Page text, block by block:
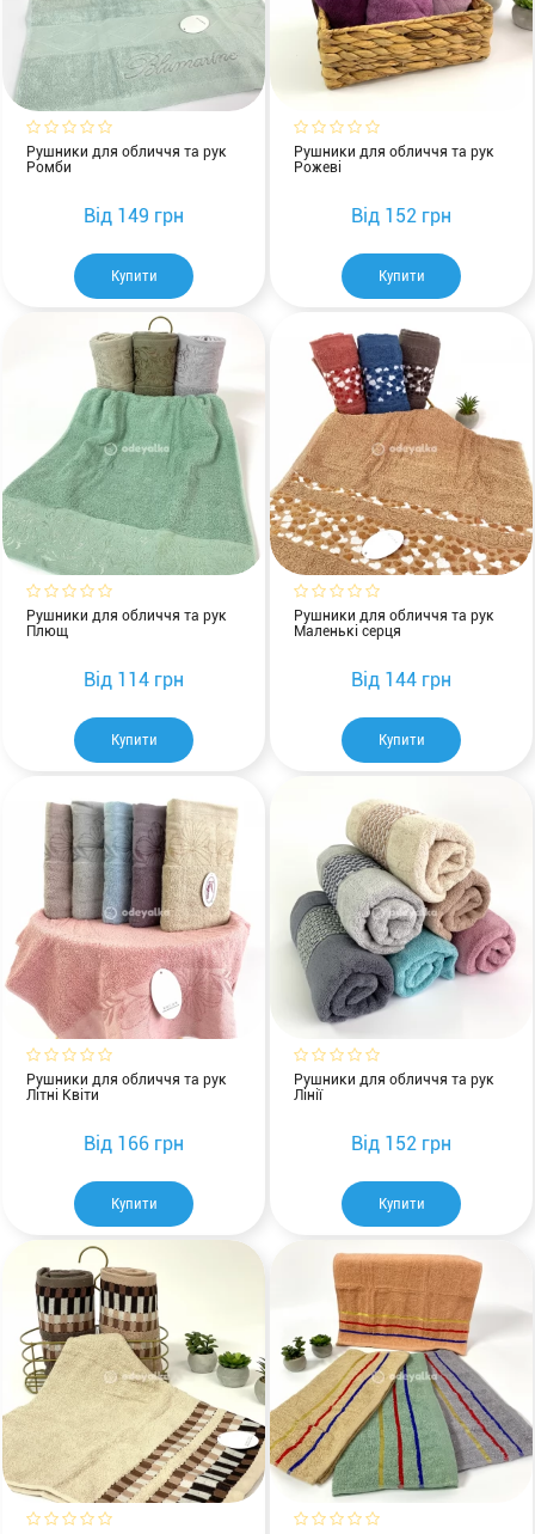
Рушники для обличчя та рук
Ромби
Купити
Від 149 грн
Рушники для обличчя та рук
Рожеві
Купити
Від 152 грн
Рушники для обличчя та рук
Плющ
Купити
Від 114 грн
Рушники для обличчя та рук
Маленькі серця
Купити
Від 144 грн
Рушники для обличчя та рук
Літні Квіти
Купити
Від 166 грн
Рушники для обличчя та рук
Лінії
Купити
Від 152 грн